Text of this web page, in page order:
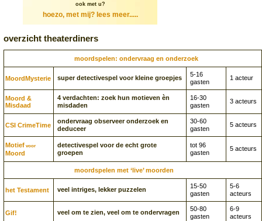
ook met u?
hoezo, met mij? lees meer.....
overzicht theaterdiners
moordspelen: ondervraag en onderzoek
Moord­Mysterie super detectivespel voor kleine groepjes
5-16
gasten
1 acteur
Moord &
Misdaad
4 verdachten: zoek hun motieven èn
misdaden
16-30
gasten
3 acteurs
CSI CrimeTime
ondervraag observeer onderzoek en
deduceer
30-60
gasten
5 acteurs
Motief voor
Moord
detectivespel voor de echt grote
groepen
tot 96
gasten
5 acteurs
moordspelen met ‘live’ moorden
het Testament veel intriges, lekker puzzelen
15-50
gasten
5-6
acteurs
Gif! veel om te zien, veel om te ondervragen
50-80
gasten
6-9
acteurs